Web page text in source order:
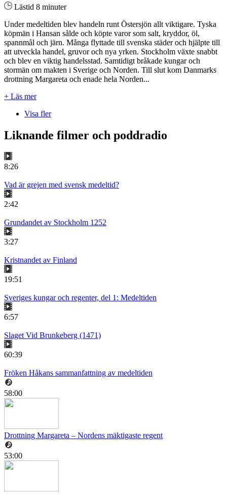
Lästid 8 minuter
Under medeltiden blev handeln runt Östersjön allt viktigare. Tyska
köpmän i Hansan sålde och köpte varor som salt, kryddor, öl,
spannmål och järn. Många flyttade till svenska städer och hjälpte till
att utveckla handel, gruvor och nya yrken. Stockholm växte snabbt
och blev en viktig handelsstad. Samtidigt bråkade kungar och
stormän om makten i Sverige och Norden. Till slut kom Danmarks
drottning Margareta och enade hela Norden...
+ Läs mer
Visa fler
Liknande filmer och poddradio
8:26
Vad är grejen med svensk medeltid?
2:42
Grundandet av Stockholm 1252
3:27
Kristnandet av Finland
19:51
Sveriges kungar och regenter, del 1: Medeltiden
6:57
Slaget Vid Brunkeberg (1471)
60:39
Fröken Håkans sammanfattning av medeltiden
58:00
Drottning Margareta – Nordens mäktigaste regent
53:00